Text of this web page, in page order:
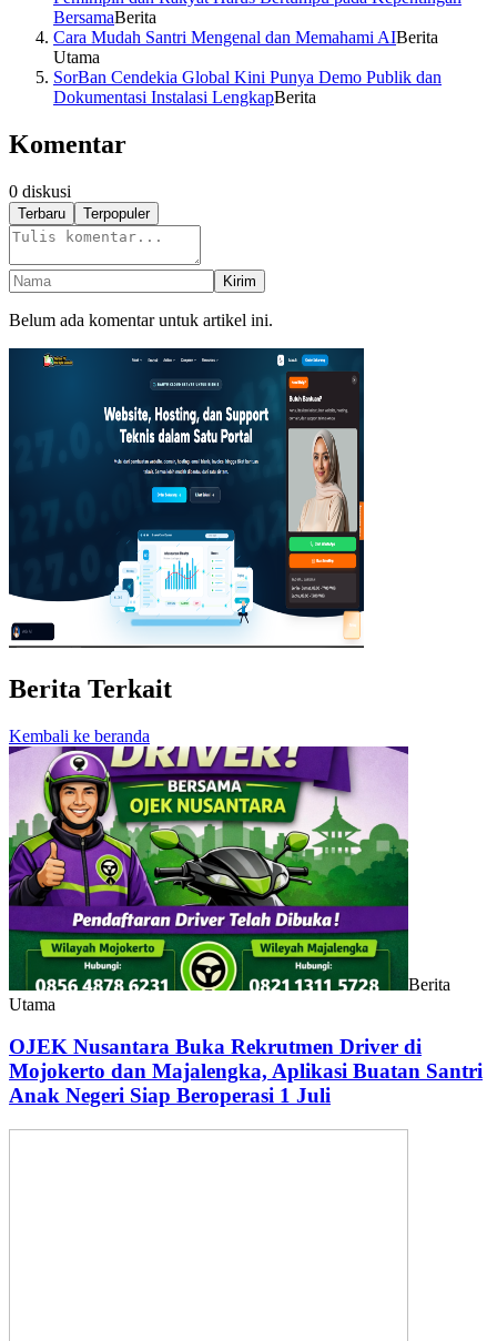
BersamaBerita
Cara Mudah Santri Mengenal dan Memahami AIBerita
Utama
SorBan Cendekia Global Kini Punya Demo Publik dan
Dokumentasi Instalasi LengkapBerita
Komentar
0 diskusi
Terbaru Terpopuler
Kirim
Belum ada komentar untuk artikel ini.
Berita Terkait
Kembali ke beranda
Berita
Utama
OJEK Nusantara Buka Rekrutmen Driver di
Mojokerto dan Majalengka, Aplikasi Buatan Santri
Anak Negeri Siap Beroperasi 1 Juli